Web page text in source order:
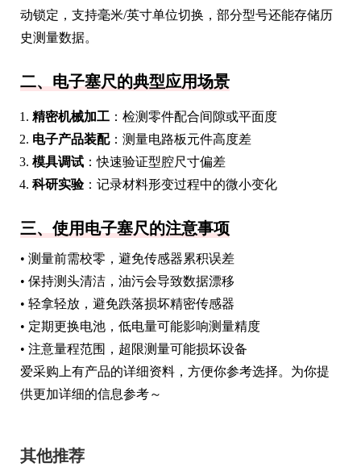
动锁定，支持毫米/英寸单位切换，部分型号还能存储历
史测量数据。
二、电子塞尺的典型应用场景
精密机械加工 ：检测零件配合间隙或平面度
电子产品装配：测量电路板元件高度差
模具调试 ：快速验证型腔尺寸偏差
科研实验：记录材料形变过程中的微小变化
三、使用电子塞尺的注意事项
• 测量前需校零，避免传感器累积误差
• 保持测头清洁，油污会导致数据漂移
• 轻拿轻放，避免跌落损坏精密传感器
• 定期更换电池，低电量可能影响测量精度
• 注意量程范围，超限测量可能损坏设备
爱采购上有产品的详细资料，方便你参考选择。为你提
供更加详细的信息参考～
其他推荐